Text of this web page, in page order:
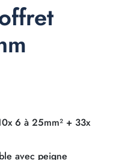
6 à 25mm² + 33x
avec peigne